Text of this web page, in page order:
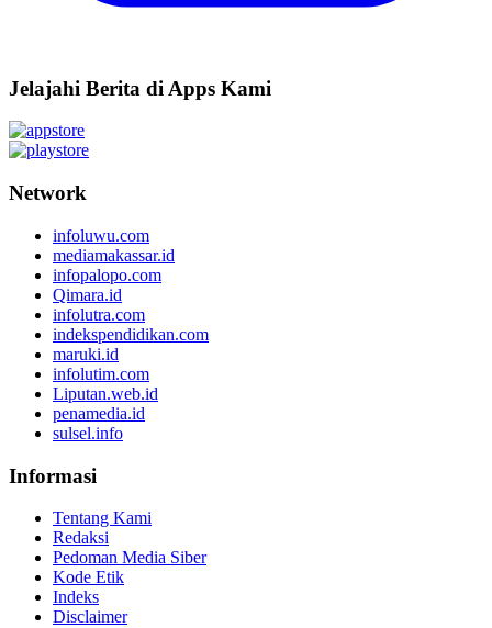
Jelajahi Berita di Apps Kami
Network
infoluwu.com
mediamakassar.id
infopalopo.com
Qimara.id
infolutra.com
indekspendidikan.com
maruki.id
infolutim.com
Liputan.web.id
penamedia.id
sulsel.info
Informasi
Tentang Kami
Redaksi
Pedoman Media Siber
Kode Etik
Indeks
Disclaimer